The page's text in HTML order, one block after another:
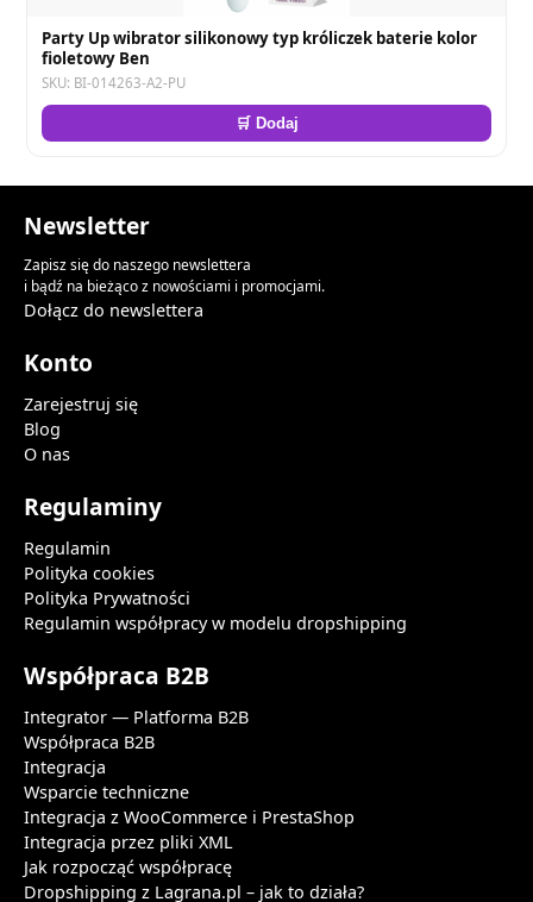
Party Up wibrator silikonowy typ króliczek baterie kolor
fioletowy Ben
SKU: BI-014263-A2-PU
🛒 Dodaj
Newsletter
Zapisz się do naszego newslettera
i bądź na bieżąco z nowościami i promocjami.
Dołącz do newslettera
Konto
Zarejestruj się
Blog
O nas
Regulaminy
Regulamin
Polityka cookies
Polityka Prywatności
Regulamin współpracy w modelu dropshipping
Współpraca B2B
Integrator — Platforma B2B
Współpraca B2B
Integracja
Wsparcie techniczne
Integracja z WooCommerce i PrestaShop
Integracja przez pliki XML
Jak rozpocząć współpracę
Dropshipping z Lagrana.pl – jak to działa?